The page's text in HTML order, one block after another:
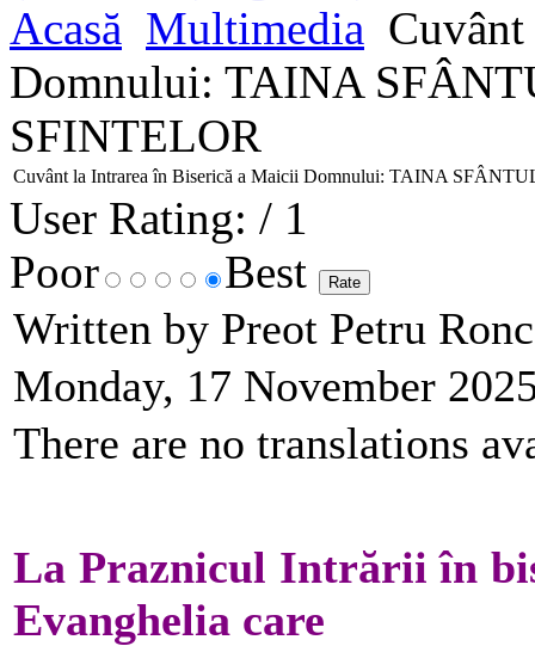
Acasă Multimedia
Domnului: TAINA
SFINTELOR
Cuvânt la Intrarea în Biserică a Maicii Domnului: TAINA
User Rating: / 1
Poor
Best
Written by Preot Petru
Monday, 17 November
There are no translations
La Praznicul Intrării în
Evanghelia care